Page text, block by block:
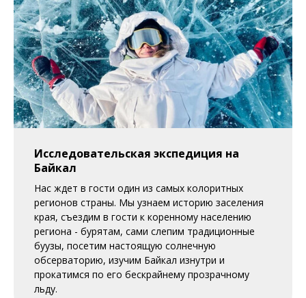
Исследовательская экспедиция на
Байкал
Нас ждет в гости один из самых колоритных
регионов страны. Мы узнаем историю заселения
края, съездим в гости к коренному населению
региона - бурятам, сами слепим традиционные
буузы, посетим настоящую солнечную
обсерваторию, изучим Байкал изнутри и
прокатимся по его бескрайнему прозрачному
льду.